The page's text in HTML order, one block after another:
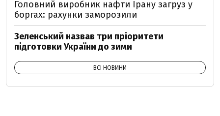
Головний виробник нафти Ірану загруз у
боргах: рахунки заморозили
Зеленський назвав три пріоритети
підготовки України до зими
ВСІ НОВИНИ